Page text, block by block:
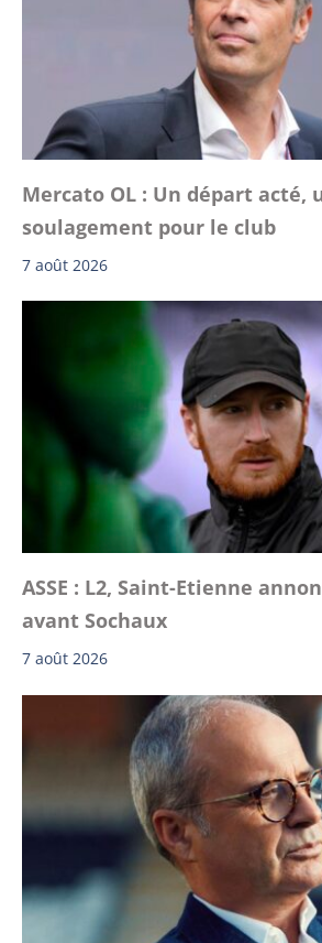
Mercato OL : Un départ acté,
soulagement pour le club
7 août 2026
ASSE : L2, Saint-Etienne
avant Sochaux
7 août 2026